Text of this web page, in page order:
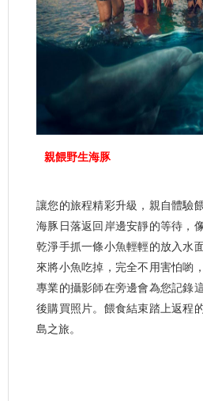
親餵野生海豚
讓您的旅程精彩升級，親自體驗
海豚日落返回岸邊安靜的等待，
乾淨手抓一條小魚輕輕的放入水
來將小魚吃掉，完全不用害怕喲
專業的攝影師在旁邊會為您記錄
後購買照片。餵食結束踏上返程
島之旅。